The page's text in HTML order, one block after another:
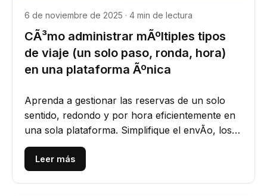
6 de noviembre de 2025 · 4 min de lectura
CÃ³mo administrar mÃºltiples tipos
de viaje (un solo paso, ronda, hora)
en una plataforma Ãºnica
Aprenda a gestionar las reservas de un solo
sentido, redondo y por hora eficientemente en
una sola plataforma. Simplifique el envÃ­o, los
precios y las...
Leer más